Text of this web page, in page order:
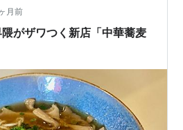
月前
がザワつく新店「中華蕎麦